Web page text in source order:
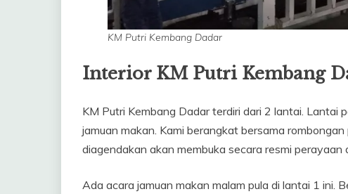
KM Putri Kembang Dadar
Interior KM Putri Kembang
KM Putri Kembang Dadar terdiri dari 2 lantai. Lantai
jamuan makan. Kami berangkat bersama
diagendakan akan membuka secara resmi perayaan
Ada acara jamuan makan malam pula di lantai 1 ini.